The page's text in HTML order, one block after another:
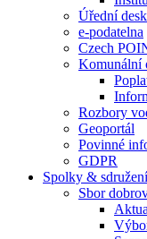
Úřední
e-podatelna
Czech
Komunální
Rozbory
Geoportál
Povinné
GDPR
Spolky & sdružení
Sbor